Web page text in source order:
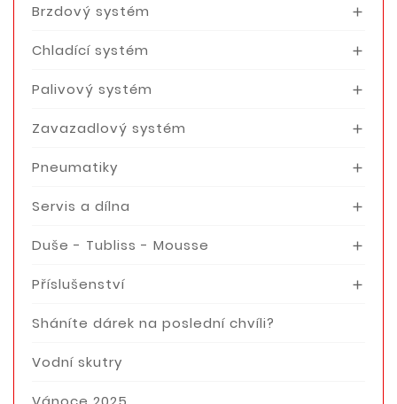
Brzdový systém 
Chladící systém 
Palivový systém 
Zavazadlový systém 
Pneumatiky 
Servis a dílna 
Duše - Tubliss - Mousse 
Příslušenství 
Sháníte dárek na poslední chvíli?
Vodní skutry